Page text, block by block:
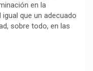
en la
que un adecuado
sobre todo, en las